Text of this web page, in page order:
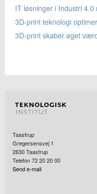
IT løsninger i Industri 4.0
3D-print teknologi
3D-print skaber øget
Taastrup
Gregersensvej 1
2630Taastrup
Telefon 72 20 20 00
Send e-mail